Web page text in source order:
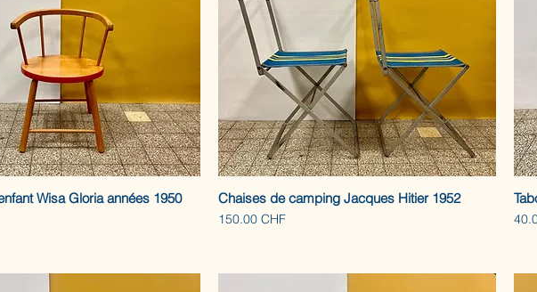
Wisa Gloria années 1950 Chaises de camping Jacques Hitier 1952
Prix
150.00 CHF Prix